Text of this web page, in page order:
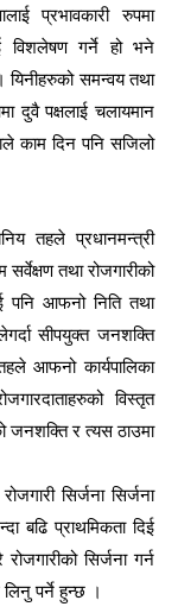
प्रभावकारी रुपमा
विशलेषण गर्ने हो भने
यिनीहरुको समन्वय तथा
दुवै पक्षलाई चलायमान
काम दिन पनि सजिलो
तहले प्रधानमन्त्री
तथा रोजगारीको
पनि आफनो निति तथा
सीपयुक्त जनशक्ति
आफनो कार्यपालिका
विस्तृत
र त्यस ठाउमा
सिर्जना सिर्जना
बढि प्राथमिकता दिई
सिर्जना गर्न
पर्ने हुन्छ ।